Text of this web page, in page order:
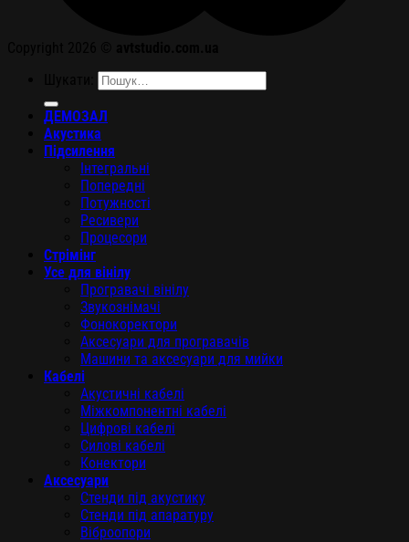
ДЕМОЗАЛ
Акустика
Підсилення
Інтегральні
Попередні
Потужності
Ресивери
Процесори
Стрімінг
Усе для вінілу
Програвачі вінілу
Звукознімачі
Фонокоректори
Аксесуари для програвачів
Машини та аксесуари для мийки
Кабелі
Акустичні кабелі
Міжкомпонентні кабелі
Цифрові кабелі
Силові кабелі
Конектори
Аксесуари
Стенди під акустику
Стенди під апаратуру
Віброопори